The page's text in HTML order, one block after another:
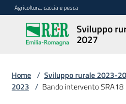
Vai al contenuto
Vai alla navigazione
Vai al footer
Agricoltura, caccia e pesca
Sviluppo
2027
Sviluppo
rurale
2027
Home / Sviluppo rurale 2023-
2023 / Bando intervento